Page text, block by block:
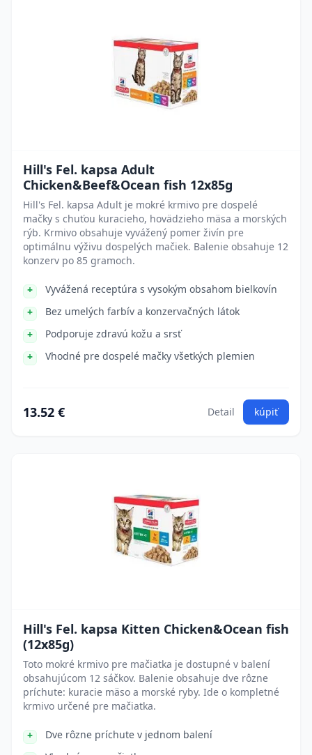
Hill's Fel. kapsa Adult
Chicken&Beef&Ocean fish 12x85g
Hill's Fel. kapsa Adult je mokré krmivo pre dospelé
mačky s chuťou kuracieho, hovädzieho mäsa a morských
rýb. Krmivo obsahuje vyvážený pomer živín pre
optimálnu výživu dospelých mačiek. Balenie obsahuje 12
konzerv po 85 gramoch.
Vyvážená receptúra s vysokým obsahom bielkovín
Bez umelých farbív a konzervačných látok
Podporuje zdravú kožu a srsť
Vhodné pre dospelé mačky všetkých plemien
13.52 € Detail kúpiť
Hill's Fel. kapsa Kitten Chicken&Ocean fish
(12x85g)
Toto mokré krmivo pre mačiatka je dostupné v balení
obsahujúcom 12 sáčkov. Balenie obsahuje dve rôzne
príchute: kuracie mäso a morské ryby. Ide o kompletné
krmivo určené pre mačiatka.
Dve rôzne príchute v jednom balení